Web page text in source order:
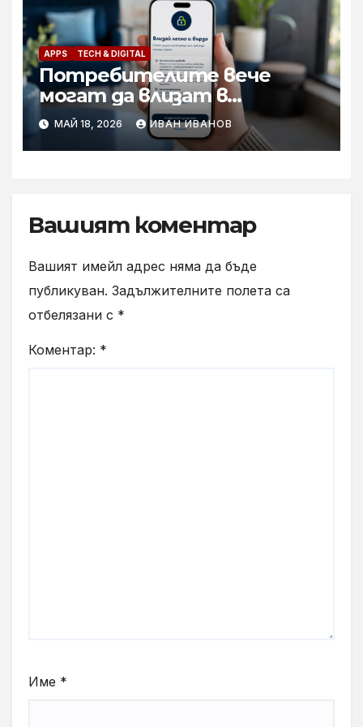
APPS TECH & DIGITAL
Потребителите вече
могат да влизат в
приложението Yettel без
парола
МАЙ 18, 2026 ИВАН ИВАНОВ
Вашият коментар
Вашият имейл адрес няма да бъде
публикуван. Задължителните полета са
отбелязани с *
Коментар: *
Име *